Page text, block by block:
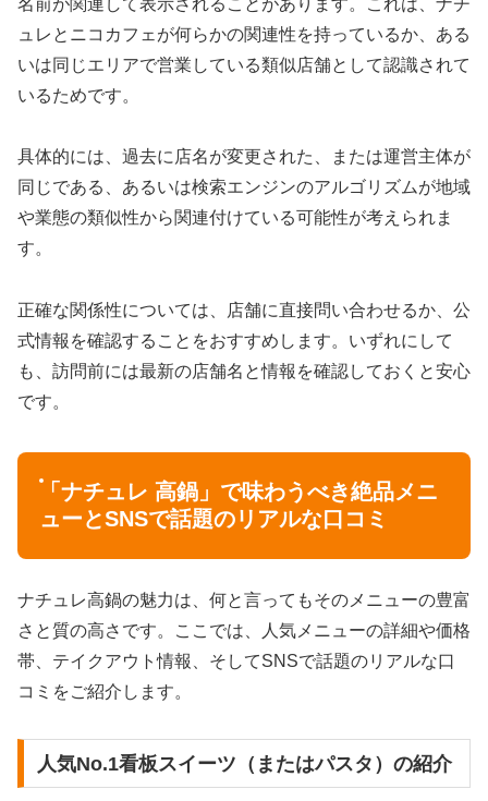
ュレとニコカフェが何らかの関連性を持っているか、ある
いは同じエリアで営業している類似店舗として認識されて
いるためです。
具体的には、過去に店名が変更された、または運営主体が
同じである、あるいは検索エンジンのアルゴリズムが地域
や業態の類似性から関連付けている可能性が考えられま
す。
正確な関係性については、店舗に直接問い合わせるか、公
式情報を確認することをおすすめします。いずれにして
も、訪問前には最新の店舗名と情報を確認しておくと安心
です。
「ナチュレ 高鍋」で味わうべき絶品メニ
ューとSNSで話題のリアルな口コミ
ナチュレ高鍋の魅力は、何と言ってもそのメニューの豊富
さと質の高さです。ここでは、人気メニューの詳細や価格
帯、テイクアウト情報、そしてSNSで話題のリアルな口
コミをご紹介します。
人気No.1看板スイーツ（またはパスタ）の紹介